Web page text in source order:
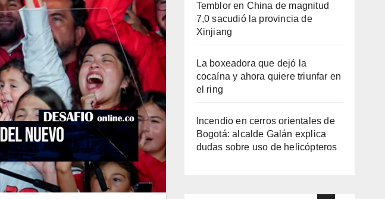
Temblor en China de magnitud
7,0 sacudió la provincia de
Xinjiang
La boxeadora que dejó la
cocaína y ahora quiere triunfar en
el ring​
Incendio en cerros orientales de
Bogotá: alcalde Galán explica
dudas sobre uso de helicópteros